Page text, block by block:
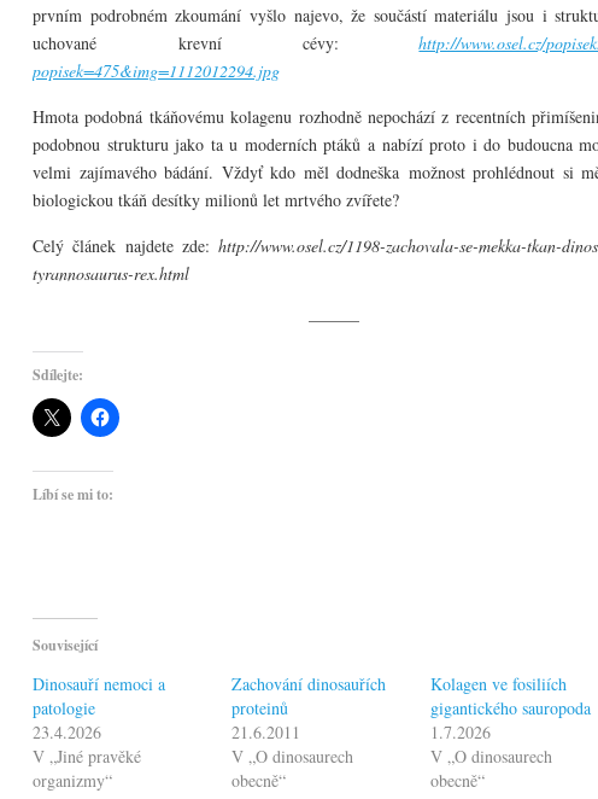
prvním podrobném zkoumání vyšlo najevo, že součástí materiálu jsou i
uchované krevní cévy:http://www.osel.cz/
popisek=475&img=1112012294.jpg
Hmota podobná tkáňovému kolagenu rozhodně nepochází z recentních
podobnou strukturu jako ta u moderních ptáků a nabízí proto i do budoucna
velmi zajímavého bádání. Vždyť kdo měl dodneška možnost prohlédnout si
biologickou tkáň desítky milionů let mrtvého zvířete?
Celý článek najdete zde: http://www.osel.cz/1198-zachovala-se-mekka-tkan-
tyrannosaurus-rex.html
———
Sdílejte:
Líbí se mi to:
Související
Dinosauří nemoci a
patologie
23.4.2026
V „Jiné pravěké
organizmy“
Zachování dinosauřích
proteinů
21.6.2011
V „O dinosaurech
obecně“
Kolagen ve fosiliích
gigantického sauropoda
1.7.2026
V „O dinosaurech
obecně“